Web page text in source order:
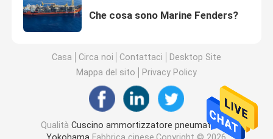
Che cosa sono Marine Fenders?
Casa Circa noi Contattaci
Desktop Site
Mappa del sito
Privacy Policy
Qualità Cuscino ammortizzatore pneumatico di
Yokohama Fabbrica cinese.Copyright © 2026